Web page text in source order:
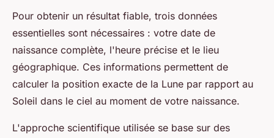
Pour obtenir un résultat fiable, trois données
essentielles sont nécessaires : votre date de
naissance complète, l'heure précise et le lieu
géographique. Ces informations permettent de
calculer la position exacte de la Lune par rapport au
Soleil dans le ciel au moment de votre naissance.
L'approche scientifique utilisée se base sur des